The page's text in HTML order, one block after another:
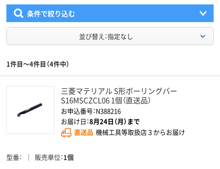
条件で絞り込む
並び替え：指定なし
1件目～4件目（4件中）
三菱マテリアル S形ボーリングバー
S16MSCZCL06 1個（直送品）
お申込番号：N388216
お届け日：8月24日（月）まで
直送品 機械工具等取扱店３からお届け
型番 販売単位 1個